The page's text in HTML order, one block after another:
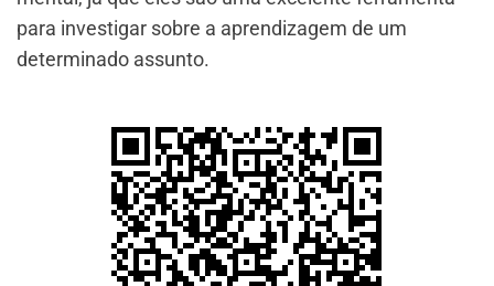
para investigar sobre a aprendizagem de um
determinado assunto.